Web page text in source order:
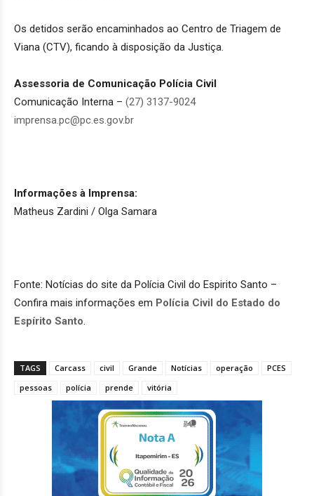
Os detidos serão encaminhados ao Centro de Triagem de
Viana (CTV), ficando à disposição da Justiça.
Assessoria de Comunicação Polícia Civil
Comunicação Interna – (27) 3137-9024
imprensa.pc@pc.es.gov.br
Informações à Imprensa:
Matheus Zardini / Olga Samara
Fonte: Notícias do site da Polícia Civil do Espirito Santo –
Confira mais informações em Polícia Civil do Estado do
Espírito Santo.
TAGS Carcass civil Grande Notícias operação
PCES
pessoas
polícia prende vitória